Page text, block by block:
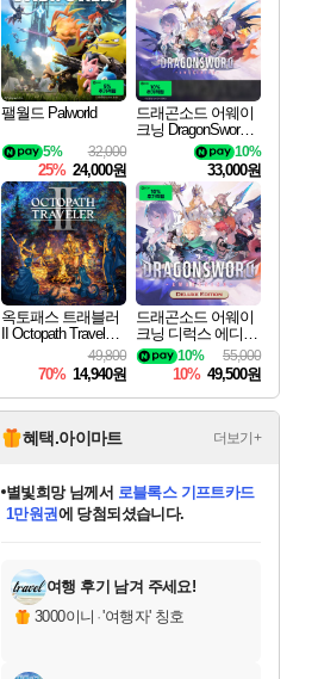
팰월드 Palworld
32,000
5%
25% 24,000원
드래곤소드 어웨이
크닝 DragonSword A
10%
33,000원
옥토패스 트래블러
II Octopath Traveler I
49,800
70% 14,940원
드래곤소드 어웨이
크닝 디럭스 에디션
DragonSword Awake
ning Deluxe Edition
55,000
10%
10% 49,500원
혜택.아이마트 더보기+
교환.
당첨되셨습니다.
당첨되셨습니다.
당첨되셨습니다.
별빛희망님께서 로블록스 기프트카드
1만원권에 당첨되셨습니다.
당첨되셨습니다.
당첨되셨습니다.
당첨되셨습니다.
당첨되셨습니다.
에디션 (스팀코드) 를 교환.
당첨되셨습니다.
여행 후기 남겨 주세요!
3000이니 ·'여행자' 칭호